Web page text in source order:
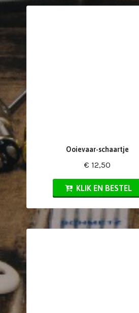
Ooievaar-schaartje
€ 12,50
KLIK EN BESTEL